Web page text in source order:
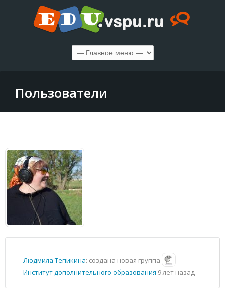
Пользователи
Людмила Тепикина: создана новая группа
Институт дополнительного образования 9 лет назад